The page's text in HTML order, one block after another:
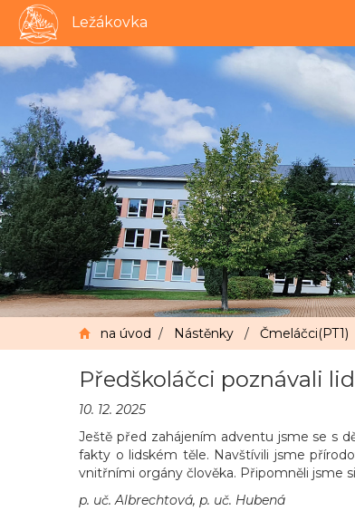
Ležákovka
na úvod / Nástěnky / Čmeláčci(PT1)
Předškoláčci poznávali
10. 12. 2025
Ještě před zahájením adventu jsme se s
fakty o lidském těle. Navštívili jsme
vnitřními orgány člověka. Připomněli jsme
p. uč. Albrechtová, p. uč. Hubená